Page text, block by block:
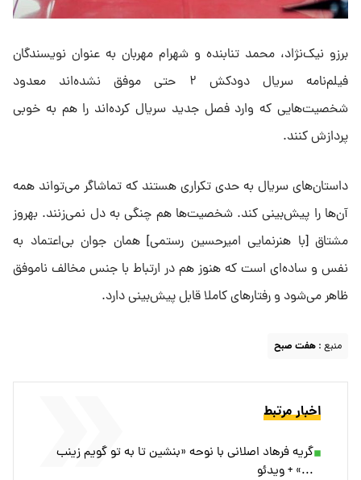
برزو نیک‌نژاد، محمد تنابنده و شهرام مهربان به عنوان نویسندگان
فیلم‌نامه سریال دودکش ۲ حتی موفق نشده‌اند معدود
شخصیت‌هایی که وارد فصل جدید سریال کرده‌اند را هم به خوبی
پردازش کنند.
داستان‌های سریال به حدی تکراری هستند که تماشاگر می‌تواند همه
آن‌ها را پیش‌بینی کند. شخصیت‌ها هم چنگی به دل نمی‌زنند. بهروز
مشتاق [با هنرنمایی امیرحسین رستمی] همان جوان بی‌اعتماد به
نفس و ساده‌ای است که هنوز هم در ارتباط با جنس مخالف ناموفق
ظاهر می‌شود و رفتارهای کاملا قابل پیش‌بینی دارد.
منبع : هفت صبح
اخبار مرتبط
گریه فرهاد اصلانی با نوحه «بنشین تا به تو گویم زینب
...» + ویدئو